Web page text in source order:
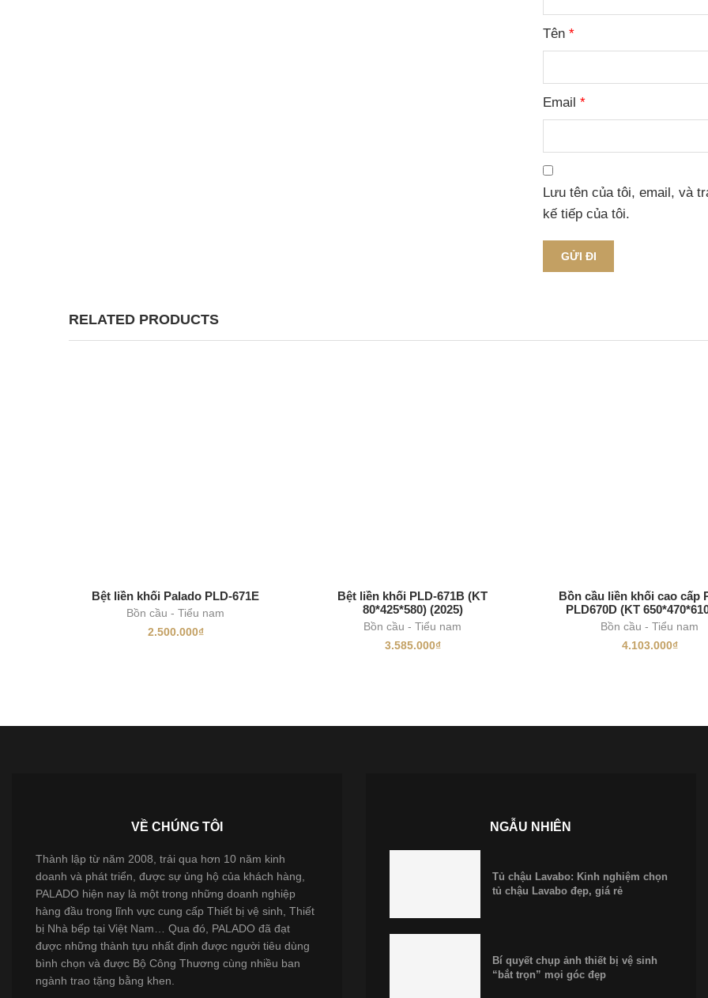
Tên *
Email *
Lưu tên của tôi, email, và
kế tiếp của tôi.
RELATED PRODUCTS
Bệt liền khối Palado PLD-671E
Bồn cầu - Tiểu nam
2.500.000₫
Bệt liền khối PLD-671B (KT
80*425*580) (2025)
Bồn cầu - Tiểu nam
3.585.000₫
Bồn cầu liền khối cao cấp
PLD670D (KT
Bồn cầu - Tiểu nam
4.103.000₫
VỀ CHÚNG TÔI
Thành lập từ năm 2008, trải qua hơn 10 năm kinh
doanh và phát triển, được sự ủng hộ của khách hàng,
PALADO hiện nay là một trong những doanh nghiệp
hàng đầu trong lĩnh vực cung cấp Thiết bị vệ sinh, Thiết
bị Nhà bếp tại Việt Nam… Qua đó, PALADO đã đạt
được những thành tựu nhất định được người tiêu dùng
bình chọn và được Bộ Công Thương cùng nhiều ban
ngành trao tặng bằng khen.
NGẪU NHIÊN
Tủ chậu Lavabo: Kinh nghiệm chọn
tủ chậu Lavabo đẹp, giá rẻ
Bí quyết chụp ảnh thiết bị vệ sinh
“bắt trọn” mọi góc đẹp